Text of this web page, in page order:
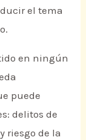
el tema
en ningún
puede
delitos de
riesgo de la